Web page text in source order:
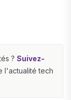
? Suivez-
l'actualité tech